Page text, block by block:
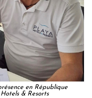
en République
& Resorts